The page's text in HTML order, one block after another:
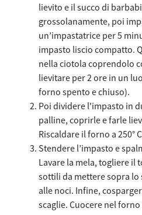
lievito e il succo di
grossolanamente, poi
un’impastatrice per 5
impasto liscio compatto.
nella ciotola coprendolo
lievitare per 2 ore in un
forno spento e chiuso).
Poi dividere l'impasto in
palline, coprirle e farle
Riscaldare il forno a 250°
Stendere l’impasto e
Lavare la mela, togliere il
sottili da mettere sopra lo
alle noci. Infine,
scaglie. Cuocere nel